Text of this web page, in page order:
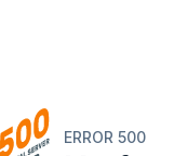
ERROR 500